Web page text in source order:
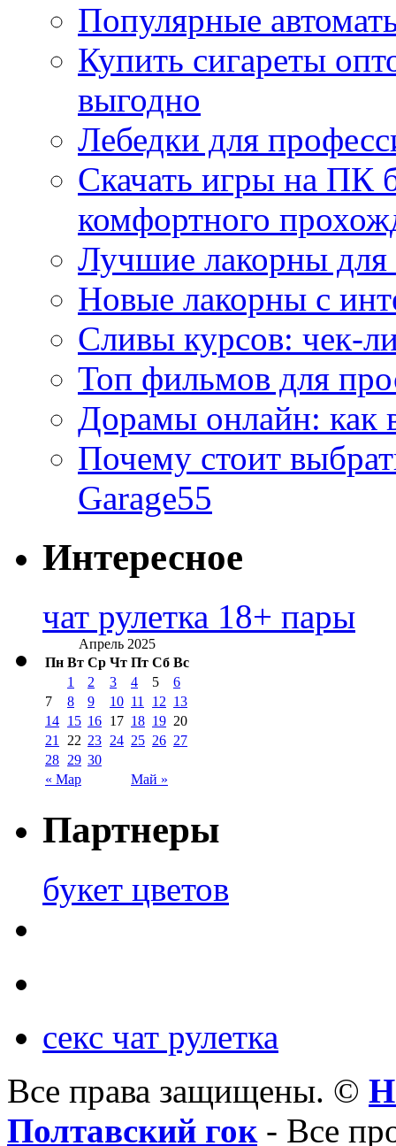
Популярные
Купить сигареты
выгодно
Лебедки для
Скачать игры на ПК
комфортного
Лучшие лакорны для
Новые лакорны с
Сливы курсов: чек-
Топ фильмов для
Дорамы онлайн: как
Почему стоит
Garage55
Интересное
чат рулетка 18+ пары
Апрель 2025
Пн Вт Ср Чт Пт Сб Вс
« Мар Май »
1 2 3 4 5
6
7
8 9 10 11 12 13
14 15 16 17 18 19 20
21
22 23 24 25 26 27
28 29 30
Партнеры
букет цветов
секс чат рулетка
Все права защищены. ©
Полтавский гок- Все